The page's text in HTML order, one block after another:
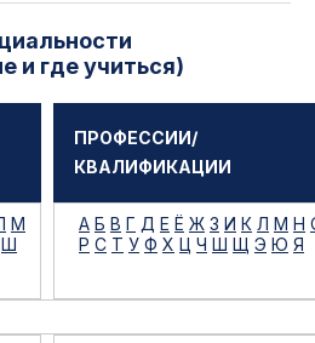
и где учиться)
ПРОФЕССИИ/
КВАЛИФИКАЦИИ
М
Ш
А Б В Г Д Е Ё Ж З И К Л М Н
Р С Т У Ф Х Ц Ч Ш Щ Э Ю Я